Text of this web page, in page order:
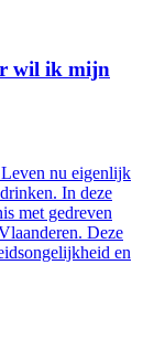
wil ik mijn
nu eigenlijk
In deze
met gedreven
Deze
en